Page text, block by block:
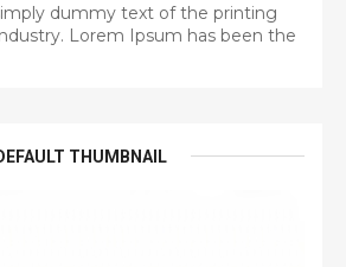
dummy text of the printing
Lorem Ipsum has been the
THUMBNAIL